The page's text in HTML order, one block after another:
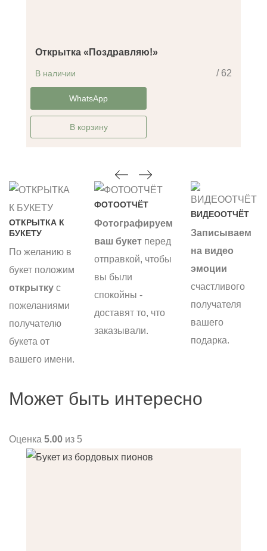
Открытка «Поздравляю!»
/ 62
В наличии
-14%WhatsApp
В корзину
ОТКРЫТКА К
БУКЕТУ
По желанию в
букет положим
открытку с
пожеланиями
получателю
букета от
вашего имени.
ФОТООТЧЁТ
Фотографируем
ваш букет перед
отправкой, чтобы
вы были
спокойны -
доставят то, что
заказывали.
ВИДЕООТЧЁТ
Записываем
на видео
эмоции
счастливого
получателя
вашего
подарка.
Может быть интересно
Оценка 5.00 из 5